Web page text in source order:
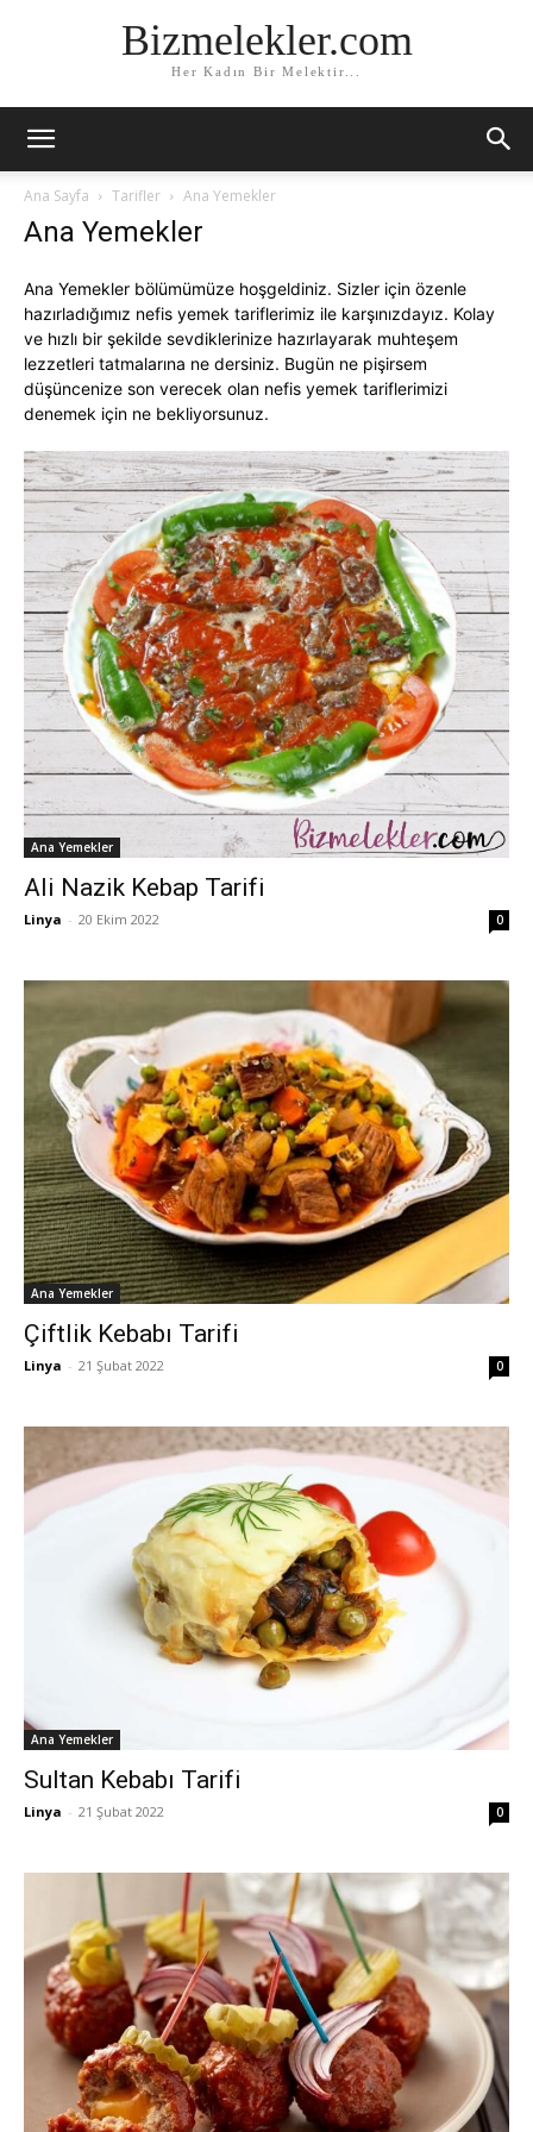
Bizmelekler.com
Her Kadın Bir Melektir...
Ana Sayfa Tarifler Ana Yemekler
Ana Yemekler
Ana Yemekler bölümümüze hoşgeldiniz. Sizler için özenle
hazırladığımız nefis yemek tariflerimiz ile karşınızdayız. Kolay
ve hızlı bir şekilde sevdiklerinize hazırlayarak muhteşem
lezzetleri tatmalarına ne dersiniz. Bugün ne pişirsem
düşüncenize son verecek olan nefis yemek tariflerimizi
denemek için ne bekliyorsunuz.
Ana Yemekler
Ali Nazik Kebap Tarifi
Linya - 20 Ekim 2022 0
Ana Yemekler
Çiftlik Kebabı Tarifi
Linya - 21 Şubat 2022 0
Ana Yemekler
Sultan Kebabı Tarifi
Linya - 21 Şubat 2022 0